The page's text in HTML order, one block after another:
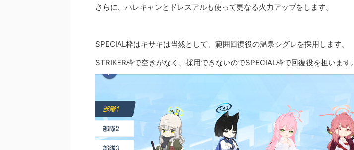
さらに、ハレキャンとドレスアルも使って更なる火力アップをします。
SPECIAL枠はキサキは当然として、範囲回復役の温泉シグレを採用します。
STRIKER枠で空きがなく、採用できないのでSPECIAL枠で回復役を担います。